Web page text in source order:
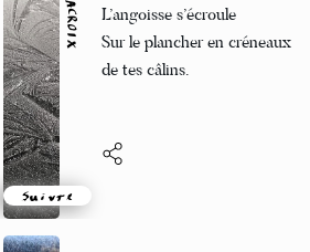
Suivre
L’angoisse s’écroule
Sur le plancher en créneaux
de tes câlins.